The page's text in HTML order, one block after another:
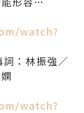
watch?
：林振強／
watch?